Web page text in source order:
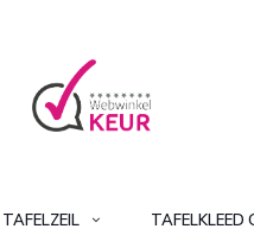
TAFELZEIL TAFELKLEED